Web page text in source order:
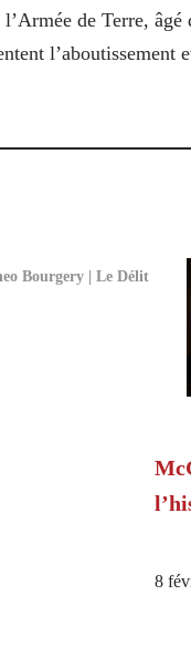
de Terre, âgé
l’aboutissement
Bourgery | Le Délit
8